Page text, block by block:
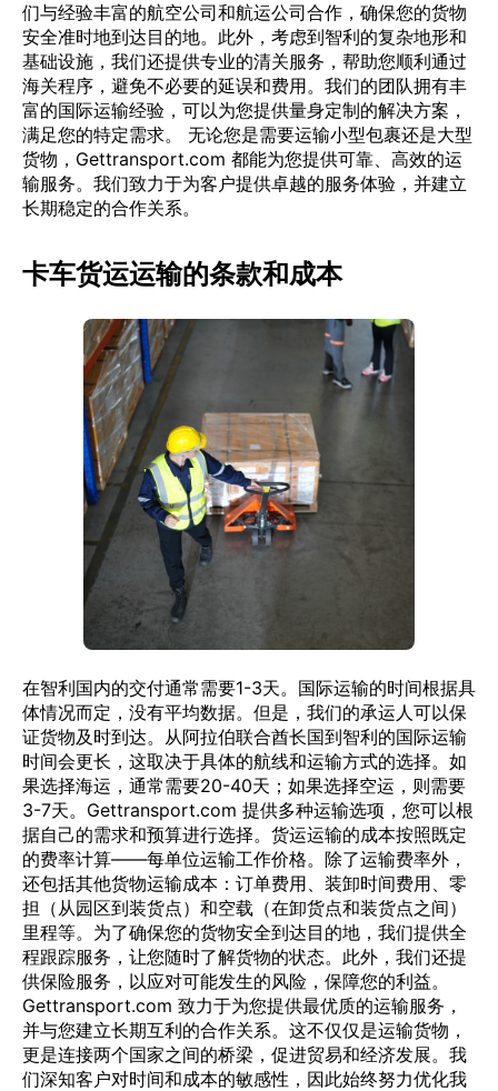
们与经验丰富的航空公司和航运公司合作，确保您的货物
安全准时地到达目的地。此外，考虑到智利的复杂地形和
基础设施，我们还提供专业的清关服务，帮助您顺利通过
海关程序，避免不必要的延误和费用。我们的团队拥有丰
富的国际运输经验，可以为您提供量身定制的解决方案，
满足您的特定需求。 无论您是需要运输小型包裹还是大型
货物，Gettransport.com 都能为您提供可靠、高效的运
输服务。我们致力于为客户提供卓越的服务体验，并建立
长期稳定的合作关系。
卡车货运运输的条款和成本
在智利国内的交付通常需要1-3天。国际运输的时间根据具
体情况而定，没有平均数据。但是，我们的承运人可以保
证货物及时到达。从阿拉伯联合酋长国到智利的国际运输
时间会更长，这取决于具体的航线和运输方式的选择。如
果选择海运，通常需要20-40天；如果选择空运，则需要
3-7天。Gettransport.com 提供多种运输选项，您可以根
据自己的需求和预算进行选择。货运运输的成本按照既定
的费率计算——每单位运输工作价格。除了运输费率外，
还包括其他货物运输成本：订单费用、装卸时间费用、零
担（从园区到装货点）和空载（在卸货点和装货点之间）
里程等。为了确保您的货物安全到达目的地，我们提供全
程跟踪服务，让您随时了解货物的状态。此外，我们还提
供保险服务，以应对可能发生的风险，保障您的利益。
Gettransport.com 致力于为您提供最优质的运输服务，
并与您建立长期互利的合作关系。这不仅仅是运输货物，
更是连接两个国家之间的桥梁，促进贸易和经济发展。我
们深知客户对时间和成本的敏感性，因此始终努力优化我